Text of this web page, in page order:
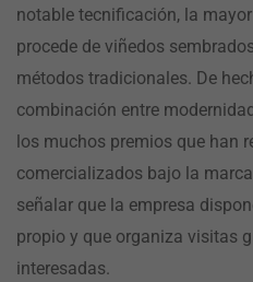
notable tecnificación, la
procede de viñedos
métodos tradicionales. De
combinación entre
los muchos premios que han
comercializados bajo la
señalar que la empresa
propio y que organiza visitas
interesadas.